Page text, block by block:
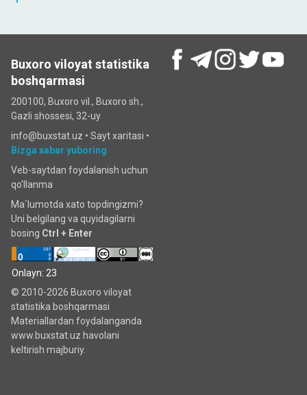
Buxoro viloyat statistika
boshqarmasi
200100, Buxoro vil., Buxoro sh.,
Gazli shossesi, 32-uy
info@buxstat.uz • Sayt xaritasi •
Bizga xabar yuboring
Veb-saytdan foydalanish uchun
qo'llanma
Ma`lumotda xato topdingizmi?
Uni belgilang va quyidagilarni
bosing Ctrl + Enter
Onlayn: 23
© 2010-2026 Buxoro viloyat
statistika boshqarmasi
Materiallardan foydalanganda
www.buxstat.uz havolani
keltirish majburiy.